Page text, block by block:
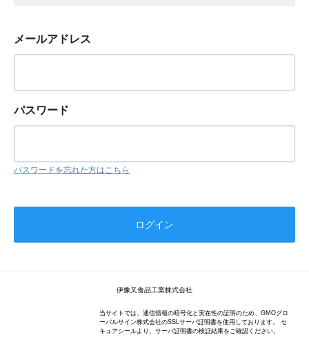
メールアドレス
パスワード
パスワードを忘れた方はこちら
伊豫又食品工業株式会社
当サイトでは、通信情報の暗号化と実在性の証明のため、GMOグロ
ーバルサイン株式会社のSSLサーバ証明書を使用しております。 セ
キュアシールより、サーバ証明書の検証結果をご確認ください。